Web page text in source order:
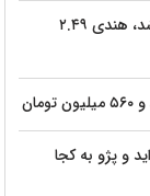
شوک قیمت برنج خارجی؛ پاکستانی ۳.۸۵ میلیون شد، هندی ۲.۴۹
و پژو به کجا